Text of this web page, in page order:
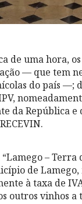
de uma hora,
— que tem
do país —;
da República e
– Terra
de
à taxa de
outros vinhos a